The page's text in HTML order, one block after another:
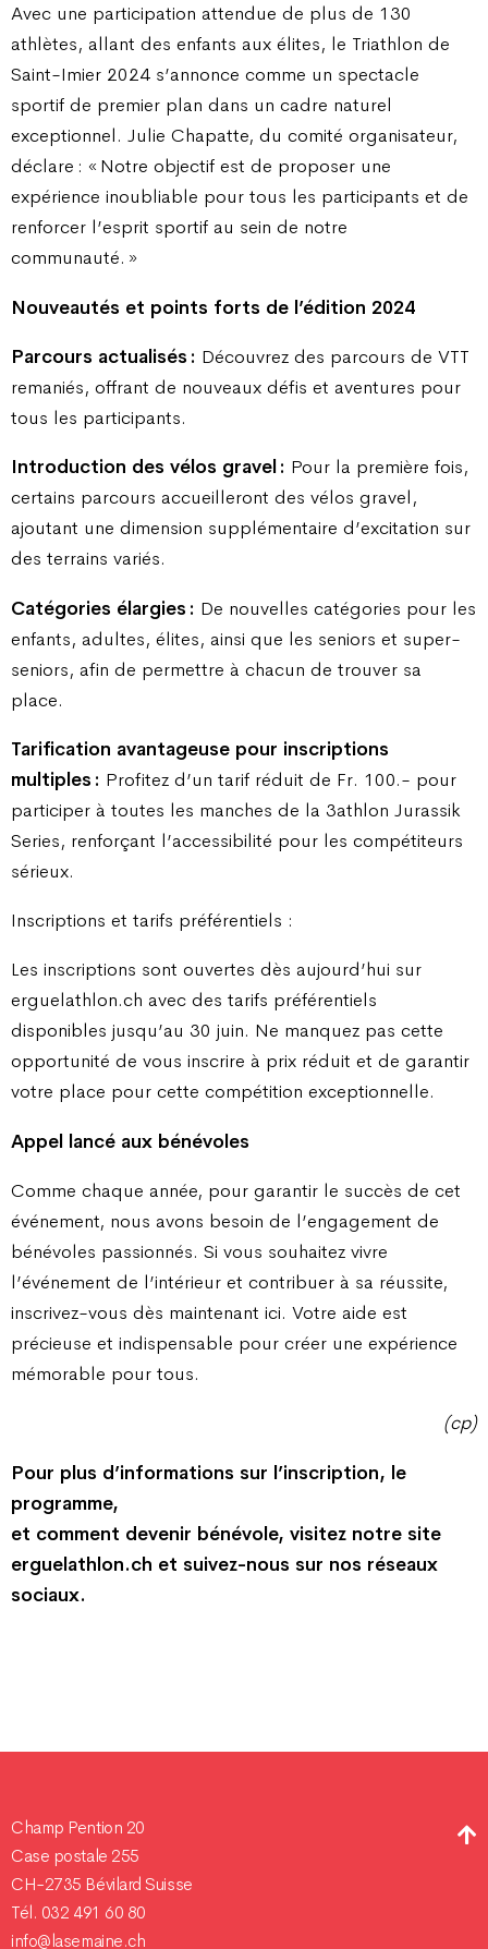
Avec une participation attendue de plus de 130
athlètes, allant des enfants aux élites, le Triathlon de
Saint-Imier 2024 s’annonce comme un spectacle
sportif de premier plan dans un cadre naturel
exceptionnel. Julie Chapatte, du comité organisateur,
déclare : « Notre objectif est de proposer une
expérience inoubliable pour tous les participants et de
renforcer l’esprit sportif au sein de notre
communauté. »
Nouveautés et points forts de l’édition 2024
Parcours actualisés : Découvrez des parcours de VTT
remaniés, offrant de nouveaux défis et aventures pour
tous les participants.
Introduction des vélos gravel : Pour la première fois,
certains parcours accueilleront des vélos gravel,
ajoutant une dimension supplémentaire d’excitation sur
des terrains variés.
Catégories élargies : De nouvelles catégories pour les
enfants, adultes, élites, ainsi que les seniors et super-
seniors, afin de permettre à chacun de trouver sa
place.
Tarification avantageuse pour inscriptions
multiples : Profitez d’un tarif réduit de Fr. 100.- pour
participer à toutes les manches de la 3athlon Jurassik
Series, renforçant l’accessibilité pour les compétiteurs
sérieux.
Inscriptions et tarifs préférentiels :
Les inscriptions sont ouvertes dès aujourd’hui sur
erguelathlon.ch avec des tarifs préférentiels
disponibles jusqu’au 30 juin. Ne manquez pas cette
opportunité de vous inscrire à prix réduit et de garantir
votre place pour cette compétition exceptionnelle.
Appel lancé aux bénévoles
Comme chaque année, pour garantir le succès de cet
événement, nous avons besoin de l’engagement de
bénévoles passionnés. Si vous souhaitez vivre
l’événement de l’intérieur et contribuer à sa réussite,
inscrivez-vous dès maintenant ici. Votre aide est
précieuse et indispensable pour créer une expérience
mémorable pour tous.
(cp)
Pour plus d’informations sur l’inscription, le
programme,
et comment devenir bénévole, visitez notre site
erguelathlon.ch et suivez-nous sur nos réseaux
sociaux.
Champ Pention 20
Case postale 255
CH-2735 Bévilard Suisse
Tél. 032 491 60 80
info@lasemaine.ch